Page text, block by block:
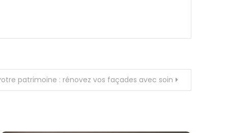
patrimoine : rénovez vos façades avec soin